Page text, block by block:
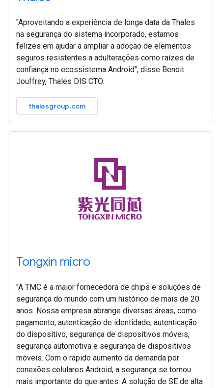
"Aproveitando a experiência de longa data da Thales
na segurança do sistema incorporado, estamos
felizes em ajudar a ampliar a adoção de elementos
seguros resistentes a adulterações como raízes de
confiança no ecossistema Android", disse Benoit
Jouffrey, Thales DIS CTO.
thalesgroup.com
Tongxin micro
"A TMC é a maior fornecedora de chips e soluções de
segurança do mundo com um histórico de mais de 20
anos. Nossa empresa abrange diversas áreas, como
pagamento, autenticação de identidade, autenticação
do dispositivo, segurança de dispositivos móveis,
segurança automotiva e segurança de dispositivos
móveis. Com o rápido aumento da demanda por
conexões celulares Android, a segurança se tornou
mais importante do que antes. A solução de SE de alta